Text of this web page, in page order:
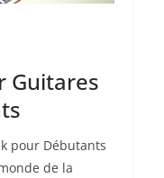
Guitares
⁣pour Débutants
de la